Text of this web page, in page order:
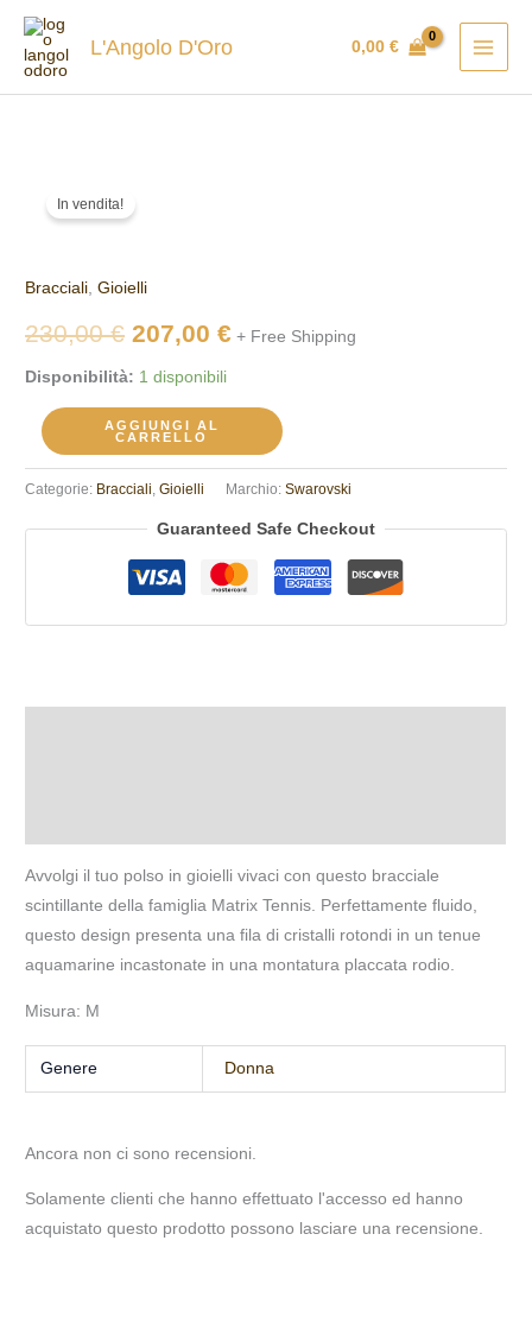
contenuto
L'Angolo D'Oro 0,00€
In vendita!
Bracciali ,Gioielli
230,00€
originale
era:
230,00 €.
207,00€ è:
+ Free Shipping
Disponibilità: 1 disponibili
tennis
AGGIUNGI AL
CARRELLO
Categorie: Bracciali,Gioielli Marchio:Swarovski
Guaranteed Safe Checkout
Avvolgi il tuo polso in gioielli vivaci con questo bracciale
scintillante della famiglia Matrix Tennis. Perfettamente fluido,
questo design presenta una fila di cristalli rotondi in un tenue
aquamarine incastonate in una montatura placcata rodio.
Misura: M
Genere Donna
Ancora non ci sono recensioni.
Solamente clienti che hanno effettuato l'accesso ed hanno
acquistato questo prodotto possono lasciare una recensione.